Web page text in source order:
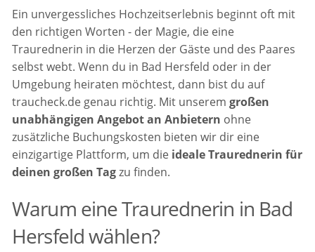
Ein unvergessliches Hochzeitserlebnis beginnt oft mit
den richtigen Worten - der Magie, die eine
Traurednerin in die Herzen der Gäste und des Paares
selbst webt. Wenn du in Bad Hersfeld oder in der
Umgebung heiraten möchtest, dann bist du auf
traucheck.de genau richtig. Mit unseremgroßen
unabhängigen Angebot an Anbietern ohne
zusätzliche Buchungskosten bieten wir dir eine
einzigartige Plattform, um die ideale Traurednerin für
deinen großen Tagzu finden.
Warum eine Traurednerin in Bad
Hersfeld wählen?